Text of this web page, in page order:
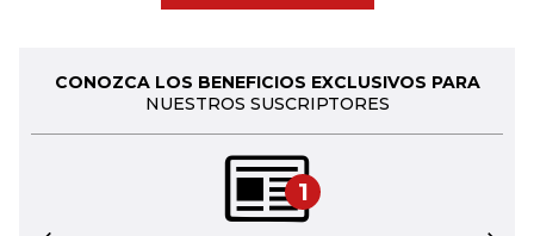
CONOZCA LOS BENEFICIOS EXCLUSIVOS PARA
NUESTROS SUSCRIPTORES
1